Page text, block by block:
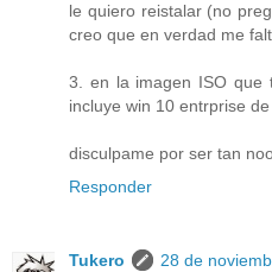
le quiero reistalar (no
creo que en verdad me
3. en la imagen ISO que
incluye win 10 entrprise
disculpame por ser tan
Responder
Tukero
28 de